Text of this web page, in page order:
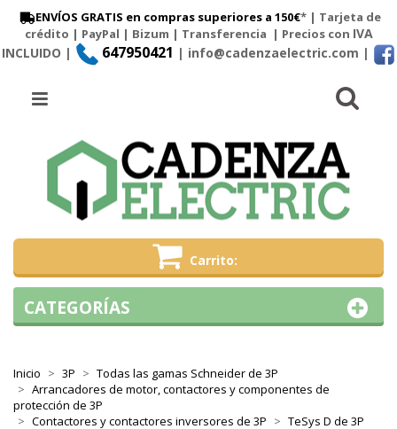
ENVÍOS GRATIS en compras superiores a 150€* | Tarjeta de
crédito | PayPal | Bizum | Transferencia | Precios con IVA
INCLUIDO |
647950421 | info@cadenzaelectric.com |
Carrito
Menú
Inicio 3P
Todas las gamas Schneider de 3P
Arrancadores de motor, contactores y componentes de
protección de 3P
Contactores y contactores inversores de 3P
TeSys D de 3P
CATEGORÍAS